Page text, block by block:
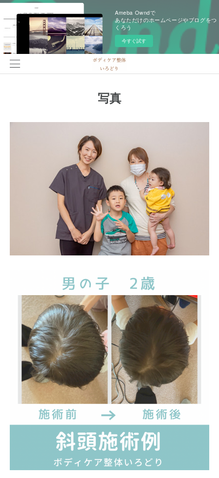
Ameba Owndで
あなただけのホームページやブログをつ
くろう
今すぐ試す
写真